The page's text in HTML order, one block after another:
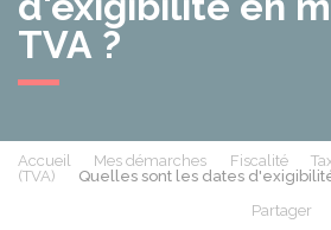
TVA ?
Accueil Mes démarches Fiscalité
(TVA)
Quelles sont les dates
Partager